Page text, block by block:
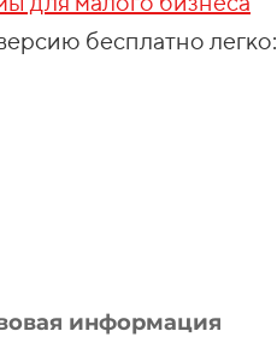
бесплатно легко:
информация